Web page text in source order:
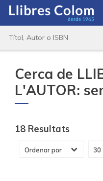
Cerca de
L'AUTOR:
18 Resultats